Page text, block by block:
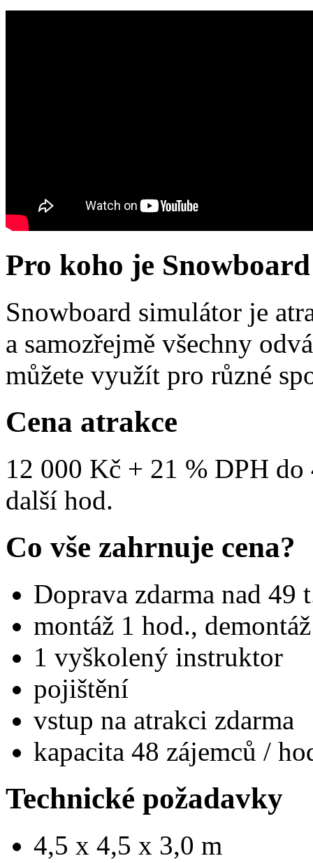
Pro koho je
Snowboard simulátor je
a samozřejmě všechny
můžete využít pro různé
Cena atrakce
12 000 Kč + 21 % DPH
další hod.
Co vše zahrnuje cena?
Doprava zdarma nad 49
montáž 1 hod.,
1 vyškolený instruktor
pojištění
vstup na atrakci zdarma
kapacita 48 zájemců /
Technické požadavky
4,5 x 4,5 x 3,0 m